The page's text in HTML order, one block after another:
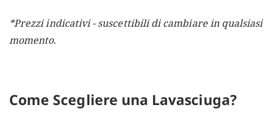
*Prezzi indicativi - suscettibili di cambiare in qualsiasi
momento.
Come Scegliere una Lavasciuga?